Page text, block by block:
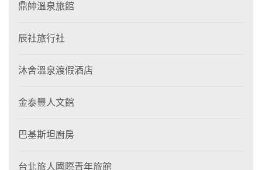
鼎帥溫泉旅館
辰社旅行社
沐舍溫泉渡假酒店
金泰豐人文館
巴基斯坦廚房
台北旅人國際青年旅館